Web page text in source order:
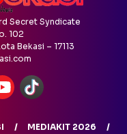
Secret Syndicate
102
Bekasi – 17113
MEDIAKIT 2026